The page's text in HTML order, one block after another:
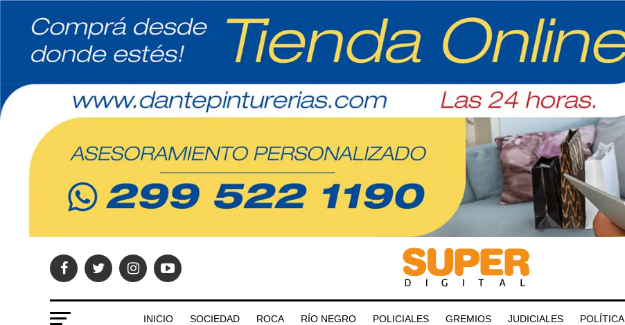
INICIO SOCIEDAD ROCA RÍO NEGRO POLICIALES GREMIOS JUDICIALES POLÍTICA